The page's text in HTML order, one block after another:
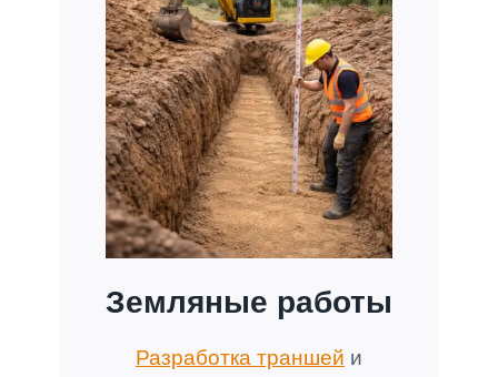
Земляные работы
Разработка траншей и